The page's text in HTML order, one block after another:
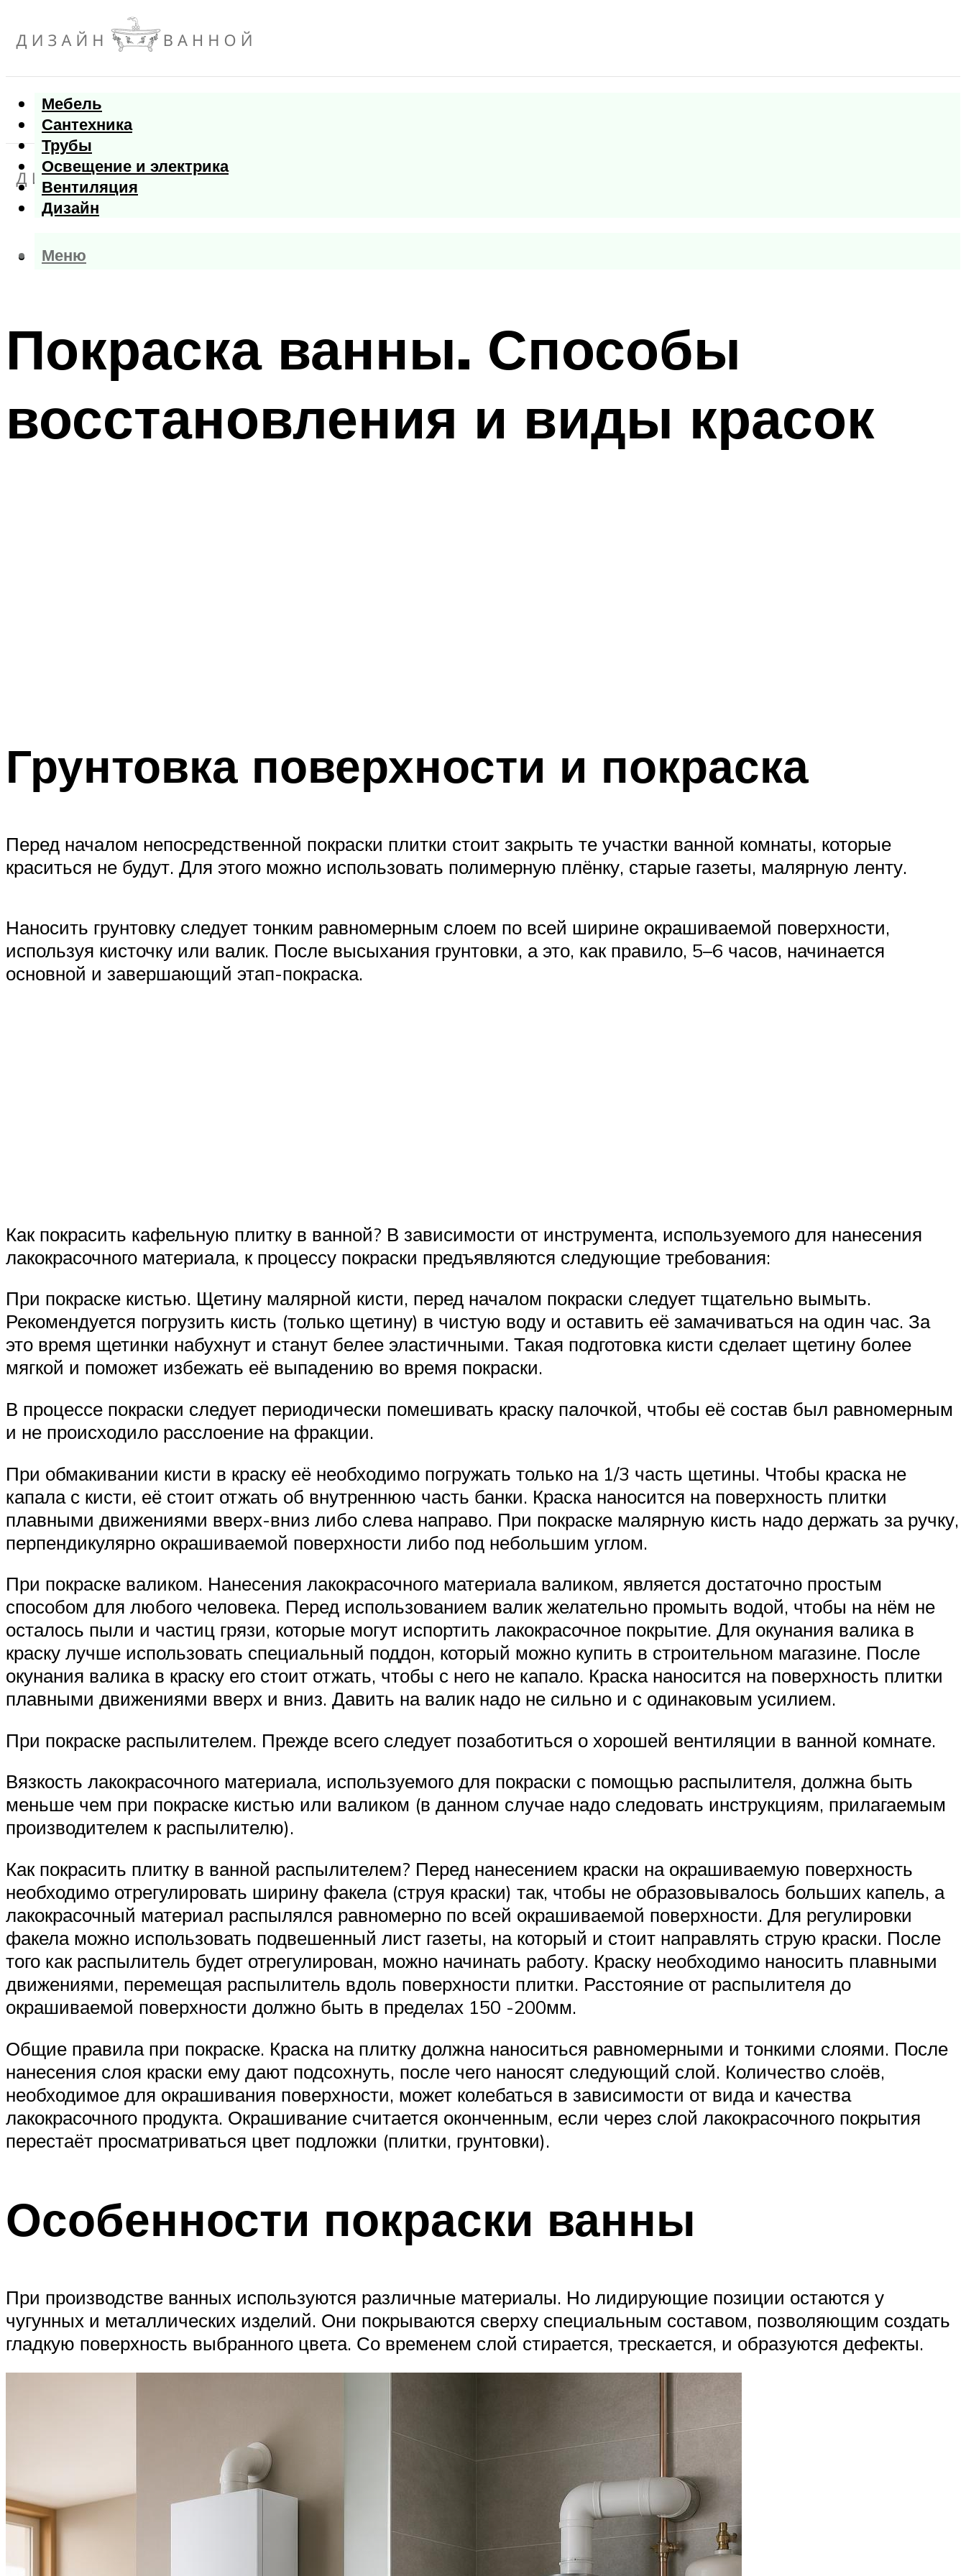
Мебель
Сантехника
Трубы
Освещение и электрика
Вентиляция
Дизайн
Меню
Меню
Покраска ванны. Способы
восстановления и виды красок
Грунтовка поверхности и покраска
Перед началом непосредственной покраски плитки стоит закрыть те участки ванной комнаты, которые
краситься не будут. Для этого можно использовать полимерную плёнку, старые газеты, малярную ленту.
Наносить грунтовку следует тонким равномерным слоем по всей ширине окрашиваемой поверхности,
используя кисточку или валик. После высыхания грунтовки, а это, как правило, 5–6 часов, начинается
основной и завершающий этап-покраска.
Как покрасить кафельную плитку в ванной? В зависимости от инструмента, используемого для нанесения
лакокрасочного материала, к процессу покраски предъявляются следующие требования:
При покраске кистью. Щетину малярной кисти, перед началом покраски следует тщательно вымыть.
Рекомендуется погрузить кисть (только щетину) в чистую воду и оставить её замачиваться на один час. За
это время щетинки набухнут и станут белее эластичными. Такая подготовка кисти сделает щетину более
мягкой и поможет избежать её выпадению во время покраски.
В процессе покраски следует периодически помешивать краску палочкой, чтобы её состав был равномерным
и не происходило расслоение на фракции.
При обмакивании кисти в краску её необходимо погружать только на 1/3 часть щетины. Чтобы краска не
капала с кисти, её стоит отжать об внутреннюю часть банки. Краска наносится на поверхность плитки
плавными движениями вверх-вниз либо слева направо. При покраске малярную кисть надо держать за ручку,
перпендикулярно окрашиваемой поверхности либо под небольшим углом.
При покраске валиком. Нанесения лакокрасочного материала валиком, является достаточно простым
способом для любого человека. Перед использованием валик желательно промыть водой, чтобы на нём не
осталось пыли и частиц грязи, которые могут испортить лакокрасочное покрытие. Для окунания валика в
краску лучше использовать специальный поддон, который можно купить в строительном магазине. После
окунания валика в краску его стоит отжать, чтобы с него не капало. Краска наносится на поверхность плитки
плавными движениями вверх и вниз. Давить на валик надо не сильно и с одинаковым усилием.
При покраске распылителем. Прежде всего следует позаботиться о хорошей вентиляции в ванной комнате.
Вязкость лакокрасочного материала, используемого для покраски с помощью распылителя, должна быть
меньше чем при покраске кистью или валиком (в данном случае надо следовать инструкциям, прилагаемым
производителем к распылителю).
Как покрасить плитку в ванной распылителем? Перед нанесением краски на окрашиваемую поверхность
необходимо отрегулировать ширину факела (струя краски) так, чтобы не образовывалось больших капель, а
лакокрасочный материал распылялся равномерно по всей окрашиваемой поверхности. Для регулировки
факела можно использовать подвешенный лист газеты, на который и стоит направлять струю краски. После
того как распылитель будет отрегулирован, можно начинать работу. Краску необходимо наносить плавными
движениями, перемещая распылитель вдоль поверхности плитки. Расстояние от распылителя до
окрашиваемой поверхности должно быть в пределах 150 -200мм.
Общие правила при покраске. Краска на плитку должна наноситься равномерными и тонкими слоями. После
нанесения слоя краски ему дают подсохнуть, после чего наносят следующий слой. Количество слоёв,
необходимое для окрашивания поверхности, может колебаться в зависимости от вида и качества
лакокрасочного продукта. Окрашивание считается оконченным, если через слой лакокрасочного покрытия
перестаёт просматриваться цвет подложки (плитки, грунтовки).
Особенности покраски ванны
При производстве ванных используются различные материалы. Но лидирующие позиции остаются у
чугунных и металлических изделий. Они покрываются сверху специальным составом, позволяющим создать
гладкую поверхность выбранного цвета. Со временем слой стирается, трескается, и образуются дефекты.